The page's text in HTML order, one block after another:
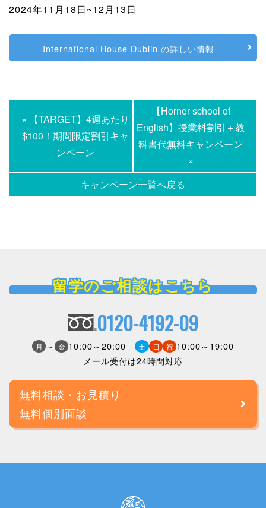
2024年11月18日~12月13日
International House Dublin の詳しい情報
« 【TARGET】4週あたり
$100！期間限定割引キャ
ンペーン
キャンペーン一覧へ戻る
【Horner school of
English】授業料割引＋教
科書代無料キャンペーン
»
留学のご相談はこちら
0120-4192-09
月 ～ 金 10:00～20:00 土 日 祝 10:00～19:00
メール受付は24時間対応
無料相談・お見積り
無料個別面談